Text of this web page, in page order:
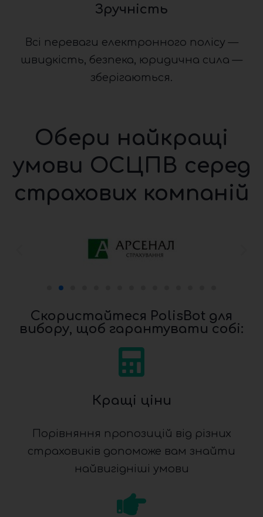
Зручність
Всі переваги електронного полісу —
швидкість, безпека, юридична сила —
зберігаються.
Обери найкращі
умови ОСЦПВ серед
страхових компаній
Скористайтеся PolisBot для
вибору, щоб гарантувати собі:
Кращі ціни
Порівняння пропозицій від різних
страховиків допоможе вам знайти
найвигідніші умови